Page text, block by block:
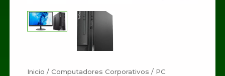
Inicio /Computadores Corporativos / PC